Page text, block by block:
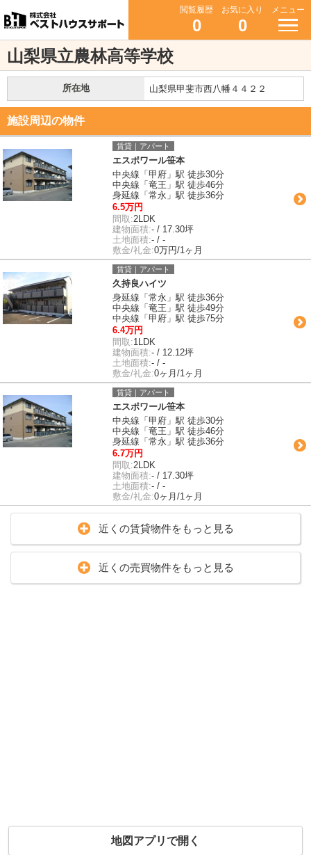
閲覧履歴
0
お気に入り
0
メニュー
山梨県立農林高等学校
所在地 山梨県甲斐市西八幡４４２２
施設周辺の物件
賃貸｜アパート
エスポワール笹本
中央線「甲府」駅 徒歩30分
中央線「竜王」駅 徒歩46分
身延線「常永」駅 徒歩36分
6.5万円
間取:2LDK
建物面積:- / 17.30坪
土地面積:- / -
敷金/礼金:0万円/1ヶ月
賃貸｜アパート
久持良ハイツ
身延線「常永」駅 徒歩36分
中央線「竜王」駅 徒歩49分
中央線「甲府」駅 徒歩75分
6.4万円
間取:1LDK
建物面積:- / 12.12坪
土地面積:- / -
敷金/礼金:0ヶ月/1ヶ月
賃貸｜アパート
エスポワール笹本
中央線「甲府」駅 徒歩30分
中央線「竜王」駅 徒歩46分
身延線「常永」駅 徒歩36分
6.7万円
間取:2LDK
建物面積:- / 17.30坪
土地面積:- / -
敷金/礼金:0ヶ月/1ヶ月
近くの賃貸物件をもっと見る
近くの売買物件をもっと見る
地図アプリで開く